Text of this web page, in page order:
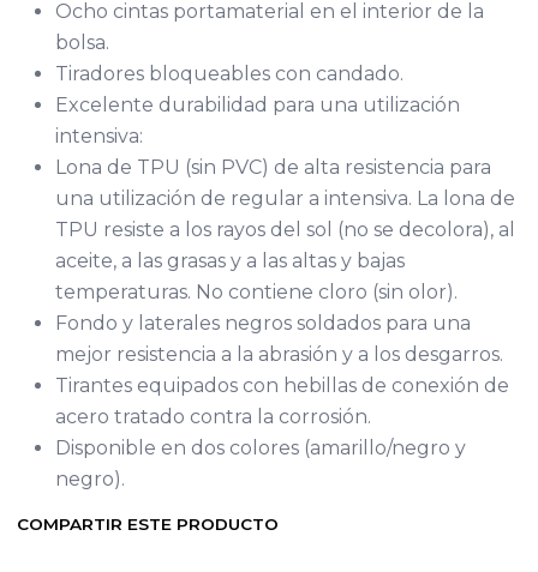
Ocho cintas portamaterial en el interior de la
bolsa.
Tiradores bloqueables con candado.
Excelente durabilidad para una utilización
intensiva:
Lona de TPU (sin PVC) de alta resistencia para
una utilización de regular a intensiva. La lona de
TPU resiste a los rayos del sol (no se decolora), al
aceite, a las grasas y a las altas y bajas
temperaturas. No contiene cloro (sin olor).
Fondo y laterales negros soldados para una
mejor resistencia a la abrasión y a los desgarros.
Tirantes equipados con hebillas de conexión de
acero tratado contra la corrosión.
Disponible en dos colores (amarillo/negro y
negro).
COMPARTIR ESTE PRODUCTO